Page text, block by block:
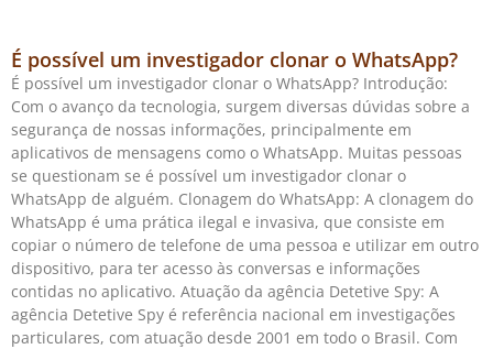
É possível um investigador clonar o WhatsApp?
É possível um investigador clonar o WhatsApp? Introdução:
Com o avanço da tecnologia, surgem diversas dúvidas sobre a
segurança de nossas informações, principalmente em
aplicativos de mensagens como o WhatsApp. Muitas pessoas
se questionam se é possível um investigador clonar o
WhatsApp de alguém. Clonagem do WhatsApp: A clonagem do
WhatsApp é uma prática ilegal e invasiva, que consiste em
copiar o número de telefone de uma pessoa e utilizar em outro
dispositivo, para ter acesso às conversas e informações
contidas no aplicativo. Atuação da agência Detetive Spy: A
agência Detetive Spy é referência nacional em investigações
particulares, com atuação desde 2001 em todo o Brasil. Com